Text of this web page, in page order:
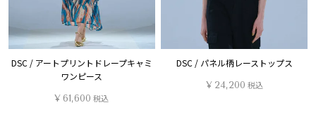
DSC / アートプリントドレープキャミ
ワンピース
¥ 61,600 税込
DSC / パネル柄レーストップス
¥ 24,200 税込